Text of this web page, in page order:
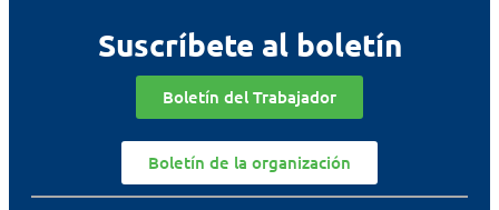
Suscríbete al boletín
Boletín del Trabajador
Boletín de la organización